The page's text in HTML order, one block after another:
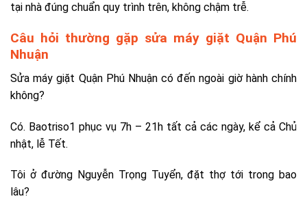
tại nhà đúng chuẩn quy trình trên, không chậm trễ.
Câu hỏi thường gặp sửa máy giặt Quận Phú
Nhuận
Sửa máy giặt Quận Phú Nhuận có đến ngoài giờ hành chính
không?
Có. Baotriso1 phục vụ 7h – 21h tất cả các ngày, kể cả Chủ
nhật, lễ Tết.
Tôi ở đường Nguyễn Trọng Tuyển, đặt thợ tới trong bao
lâu?